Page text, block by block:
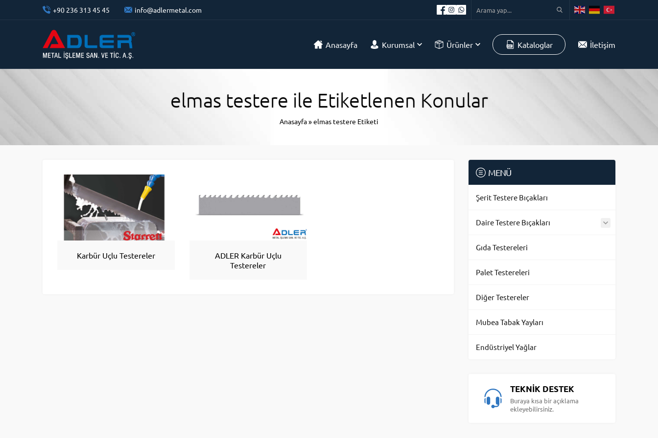
+90 236 313 45 45 info@adlermetal.com
Anasayfa Kurumsal Ürünler Kataloglar İletişim
elmas testere ile Etiketlenen Konular
Anasayfa»elmas testere Etiketi
Karbür Uçlu Testereler
ADLER Karbür Uçlu
Testereler
MENÜ
Şerit Testere Bıçakları
Daire Testere Bıçakları
Gıda Testereleri
Palet Testereleri
Diğer Testereler
Mubea Tabak Yayları
Endüstriyel Yağlar
TEKNİK DESTEK
Buraya kısa bir açıklama
ekleyebilirsiniz.